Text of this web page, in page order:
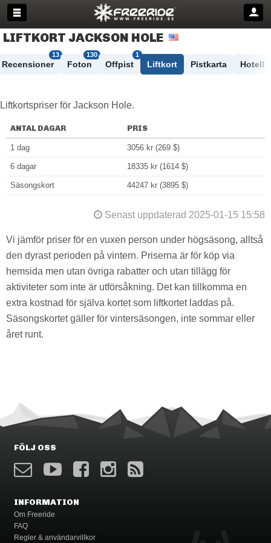
LIFTKORT JACKSON HOLE
Recensioner
13
Foton
130
Offpist
1
Liftkort Pistkarta Hotell
Liftkortspriser för Jackson Hole.
ANTAL DAGAR PRIS
1 dag 3056 kr (269 $)
6 dagar 18335 kr (1614 $)
Säsongskort 44247 kr (3895 $)
Senast uppdaterad 2025-01-15 15:58
Vi jämför priser för en vuxen person under högsäsong, alltså
den dyrast perioden på vintern. Priserna är för köp via
hemsida men utan övriga rabatter och utan tillägg för
aktiviteter som inte är utförsåkning. Det kan tillkomma en
extra kostnad för själva kortet som liftkortet laddas på.
Säsongskortet gäller för vintersäsongen, inte sommar eller
året runt.
FÖLJ OSS
INFORMATION
Om Freeride
FAQ
Regler & användarvillkor